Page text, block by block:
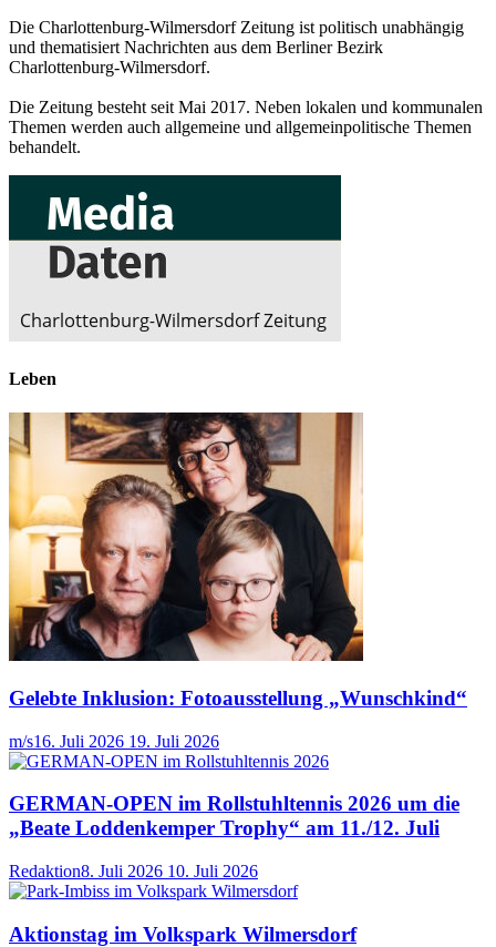
Die Charlottenburg-Wilmersdorf Zeitung ist politisch unabhängig
und thematisiert Nachrichten aus dem Berliner Bezirk
Charlottenburg-Wilmersdorf.
Die Zeitung besteht seit Mai 2017. Neben lokalen und kommunalen
Themen werden auch allgemeine und allgemeinpolitische Themen
behandelt.
Leben
Gelebte Inklusion: Fotoausstellung „Wunschkind“
m/s16. Juli 2026 19. Juli 2026
GERMAN-OPEN im Rollstuhltennis 2026 um die
„Beate Loddenkemper Trophy“ am 11./12. Juli
Redaktion8. Juli 2026 10. Juli 2026
Aktionstag im Volkspark Wilmersdorf